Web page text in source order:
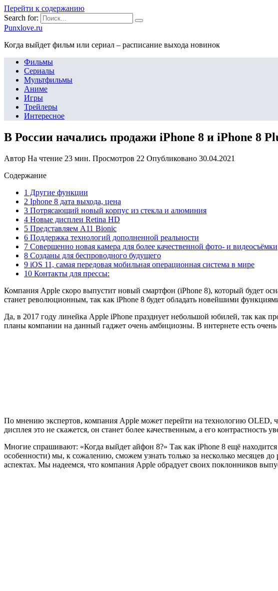
Перейти к содержанию
Search for:
Punxlove.ru
Когда выйдет фильм или сериал – расписание выхода новинок
Фильмы
Сериалы
Мультфильмы
Аниме
Игры
Трейлеры
Интересное
В России начались продажи iPhone 8 и iPhone 8
Автор На чтение 23 мин. Просмотров 22 Опубликовано 30.04.2021
Содержание
1 Другие функции
2 Iphone 8 дата выхода, цена
3 Потрясающий новый корпус из стекла и алюминия
4 Новые дисплеи Retina HD
5 Представляем A11 Bionic
6 Поддержка технологий дополненной реальности
7 Совершенно новая камера для более качественной фото- и видеосъёмки
8 Созданы для беспроводного будущего
9 iOS 11, самая передовая мобильная операционная система в мире
10 Контакты для прессы:
Компания Apple скоро выпустит новый смартфон (iPhone 8), который будет
станет революционным, так как iPhone 8 будет обладать новейшими
Да, в 2017 году линейка Apple iPhone празднует небольшой юбилей, так как
планы компании на данный гаджет очень амбициозны. В интернете есть
По мнению экспертов, компания Apple может перейти на технологию OLED,
дисплея это не скажется, он станет более качественным, а его
Многие спрашивают: «Когда выйдет айфон 8?» Так как iPhone 8 ещё
особенности) мы, к сожалению, сможем узнать только за несколько месяцев
аспектах. Мы надеемся, что компания Apple обрадует своих поклонников